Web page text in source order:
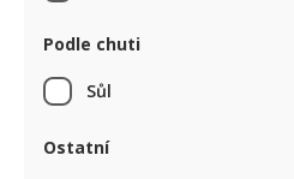
Podle chuti
Sůl
Ostatní